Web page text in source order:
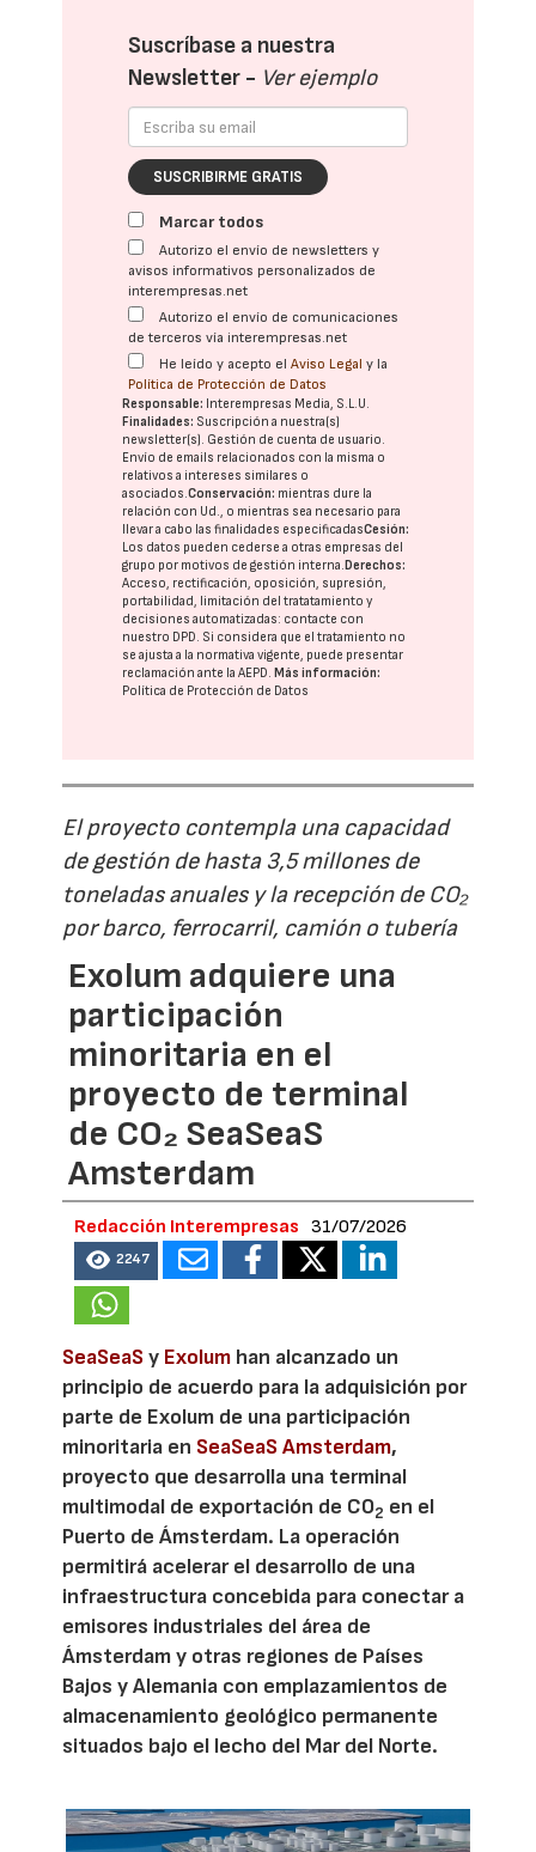
Suscríbase a nuestra
Newsletter - Ver ejemplo
SUSCRIBIRME GRATIS
Marcar todos
Autorizo el envío de newsletters y
avisos informativos personalizados de
interempresas.net
Autorizo el envío de comunicaciones
de terceros vía interempresas.net
He leído y acepto elAviso Legal y la
Política de Protección de Datos
Responsable: Interempresas Media, S.L.U.
Finalidades: Suscripción a nuestra(s)
newsletter(s). Gestión de cuenta de usuario.
Envío de emails relacionados con la misma o
relativos a intereses similares o
asociados.Conservación: mientras dure la
relación con Ud., o mientras sea necesario para
llevar a cabo las finalidades especificadasCesión:
Los datos pueden cederse a otras empresas del
grupo por motivos de gestión interna. Derechos:
Acceso, rectificación, oposición, supresión,
portabilidad, limitación del tratatamiento y
decisiones automatizadas: contacte con
nuestro DPD. Si considera que el tratamiento no
se ajusta a la normativa vigente, puede presentar
reclamación ante laAEPD. Más información:
Política de Protección de Datos
El proyecto contempla una capacidad
de gestión de hasta 3,5 millones de
toneladas anuales y la recepción de CO₂
por barco, ferrocarril, camión o tubería
Exolum adquiere una
participación
minoritaria en el
proyecto de terminal
de CO₂ SeaSeaS
Amsterdam
Redacción Interempresas 31/07/2026
2247
SeaSeaSy Exolum han alcanzado un
principio de acuerdo para la adquisición por
parte de Exolum de una participación
minoritaria en SeaSeaS Amsterdam,
proyecto que desarrolla una terminal
multimodal de exportación de CO2 en el
Puerto de Ámsterdam. La operación
permitirá acelerar el desarrollo de una
infraestructura concebida para conectar a
emisores industriales del área de
Ámsterdam y otras regiones de Países
Bajos y Alemania con emplazamientos de
almacenamiento geológico permanente
situados bajo el lecho del Mar del Norte.